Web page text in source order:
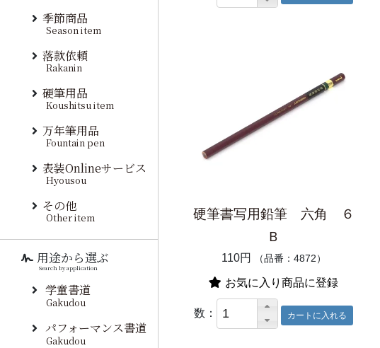
硬筆書写用鉛筆 六角 ６
Ｂ
110円 （品番：4872）
お気に入り商品に登録
数：
季節商品
Season item
落款依頼
Rakanin
硬筆用品
Koushitsu item
万年筆用品
Fountain pen
表装Onlineサービス
Hyousou
その他
Other item
用途から選ぶ
Search by application
学童書道
Gakudou
パフォーマンス書道
Gakudou